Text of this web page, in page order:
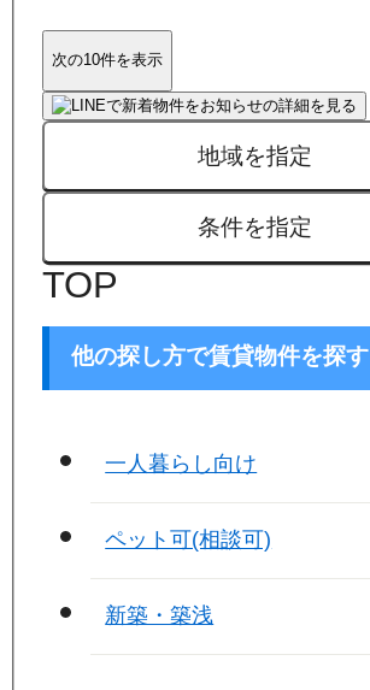
次の10件を表示
地域を指定
条件を指定
TOP
他の探し方で賃貸物件を探す
一人暮らし向け
ペット可(相談可)
新築・築浅